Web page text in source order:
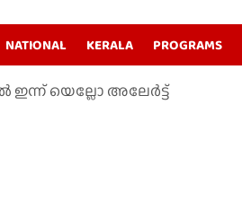
NATIONAL KERALA PROGRAMS
ഇന്ന് യെല്ലോ അലേര്‍ട്ട്